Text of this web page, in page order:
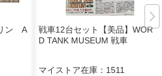
ン A
戦車12台セット【美品】WORL
D TANK MUSEUM 戦車
マイストア在庫： 1511